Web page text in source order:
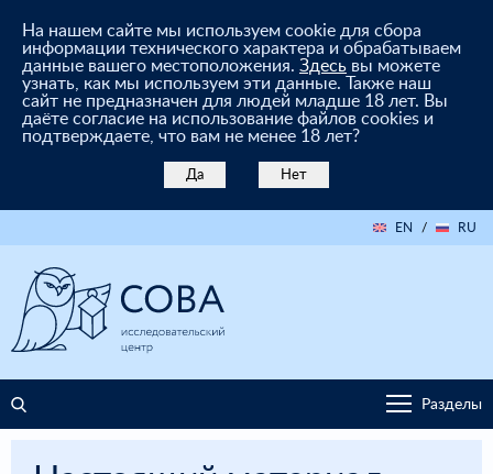
На нашем сайте мы используем cookie для сбора
информации технического характера и обрабатываем
данные вашего местоположения. Здесь вы можете
узнать, как мы используем эти данные. Также наш
сайт не предназначен для людей младше 18 лет. Вы
даёте согласие на использование файлов cookies и
подтверждаете, что вам не менее 18 лет?
Да Нет
EN / RU
Разделы